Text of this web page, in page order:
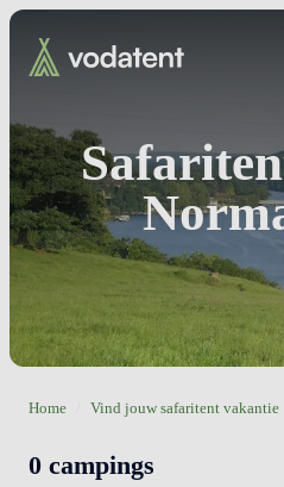
Home Vind jouw safaritent vakantie
0 campings